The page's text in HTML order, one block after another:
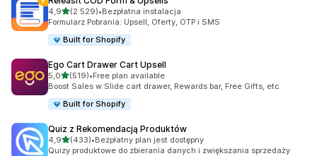
4,9na 5 gwiazdek
(2 529)
Łączna liczba recenzji: 2529
•Bezpłatna instalacja
Formularz Pobrania: Upsell, Oferty, OTP i SMS
Built for Shopify
Ego Cart Drawer Cart Upsell
5,0na 5 gwiazdek
(519)
Łączna liczba recenzji: 519
•Free plan available
Boost Sales w Slide cart drawer, Rewards bar, Free Gifts, etc
Built for Shopify
Quiz z Rekomendacją Produktów
4,9na 5 gwiazdek
(433)
Łączna liczba recenzji: 433
•Bezpłatny plan jest dostępny
Quizy produktowe do zbierania danych i zwiększania sprzedaży